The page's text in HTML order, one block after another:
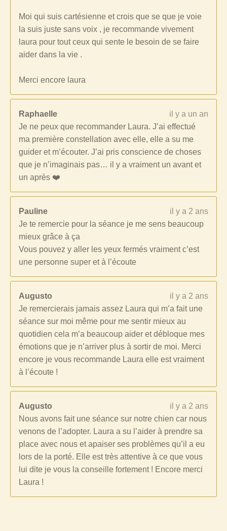
Moi qui suis cartésienne et crois que se que je voie
la suis juste sans voix , je recommande vivement
laura pour tout ceux qui sente le besoin de se faire
aider dans la vie .
Merci encore laura
Raphaelle
il y a un an
Je ne peux que recommander Laura. J’ai effectué
ma première constellation avec elle, elle a su me
guider et m’écouter. J’ai pris conscience de choses
que je n’imaginais pas… il y a vraiment un avant et
un après ❤️
Pauline
il y a 2 ans
Je te remercie pour la séance je me sens beaucoup
mieux grâce à ça
Vous pouvez y aller les yeux fermés vraiment c’est
une personne super et à l’écoute
Augusto
il y a 2 ans
Je remercierais jamais assez Laura qui m’a fait une
séance sur moi même pour me sentir mieux au
quotidien cela m’a beaucoup aider et débloque mes
émotions que je n’arriver plus à sortir de moi. Merci
encore je vous recommande Laura elle est vraiment
à l’écoute !
Augusto
il y a 2 ans
Nous avons fait une séance sur notre chien car nous
venons de l’adopter. Laura a su l’aider à prendre sa
place avec nous et apaiser ses problèmes qu’il a eu
lors de la porté. Elle est très attentive à ce que vous
lui dite je vous la conseille fortement ! Encore merci
Laura !